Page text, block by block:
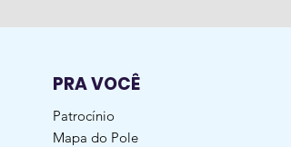
PRA VOCÊ
Patrocínio
Mapa do Pole